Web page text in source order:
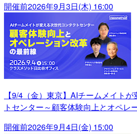
開催前2026年9月3日(木) 16:00
【9/4（金）東京】AIチームメイト
トセンター～顧客体験向上とオペレ
開催前2026年9月4日(金) 15:00